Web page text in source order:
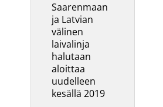
Saarenmaan
ja Latvian
välinen
laivalinja
halutaan
aloittaa
uudelleen
kesällä 2019